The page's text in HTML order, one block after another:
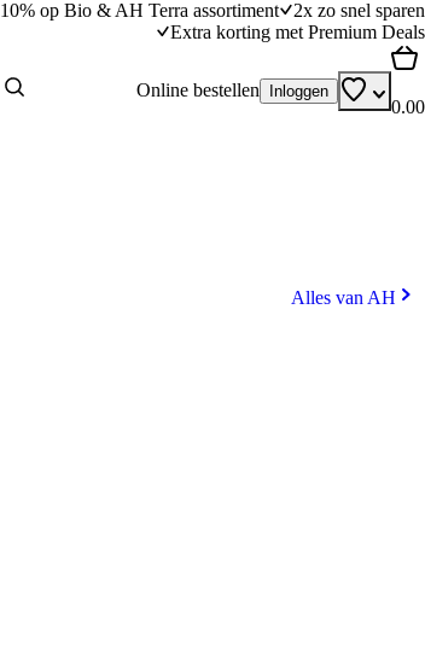
10% op Bio & AH Terra assortiment
2x zo snel sparen
Extra korting met Premium Deals
Online bestellen Inloggen
0.00
Alles van AH